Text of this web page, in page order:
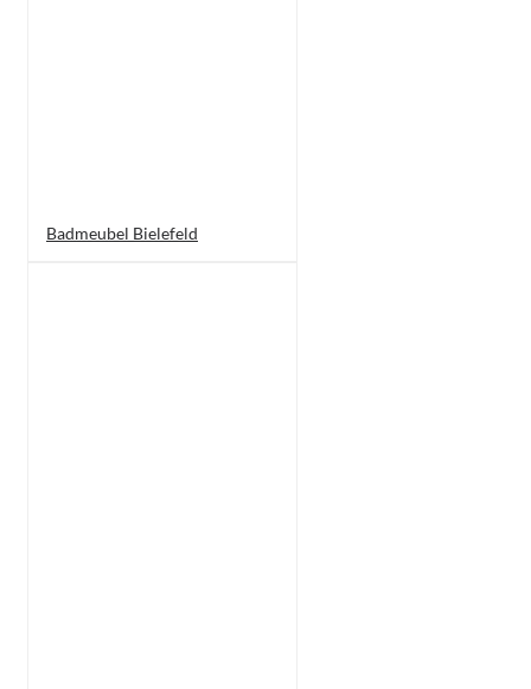
Badmeubel Bielefeld